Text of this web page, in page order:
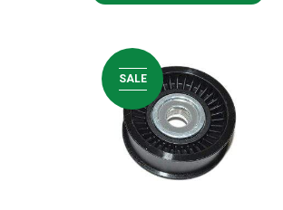
SALE